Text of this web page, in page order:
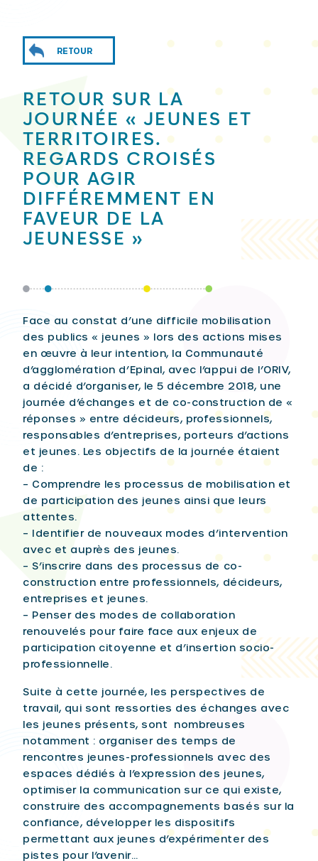
RETOUR
RETOUR SUR LA
JOURNÉE « JEUNES ET
TERRITOIRES.
REGARDS CROISÉS
POUR AGIR
DIFFÉREMMENT EN
FAVEUR DE LA
JEUNESSE »
Face au constat d’une difficile mobilisation
des publics « jeunes » lors des actions mises
en œuvre à leur intention, la Communauté
d’agglomération d’Epinal, avec l’appui de l’ORIV,
a décidé d’organiser, le 5 décembre 2018, une
journée d’échanges et de co-construction de «
réponses » entre décideurs, professionnels,
responsables d’entreprises, porteurs d’actions
et jeunes. Les objectifs de la journée étaient
de :
– Comprendre les processus de mobilisation et
de participation des jeunes ainsi que leurs
attentes.
– Identifier de nouveaux modes d’intervention
avec et auprès des jeunes.
– S’inscrire dans des processus de co-
construction entre professionnels, décideurs,
entreprises et jeunes.
– Penser des modes de collaboration
renouvelés pour faire face aux enjeux de
participation citoyenne et d’insertion socio-
professionnelle.
Suite à cette journée, les perspectives de
travail, qui sont ressorties des échanges avec
les jeunes présents, sont nombreuses
notamment : organiser des temps de
rencontres jeunes-professionnels avec des
espaces dédiés à l’expression des jeunes,
optimiser la communication sur ce qui existe,
construire des accompagnements basés sur la
confiance, développer les dispositifs
permettant aux jeunes d’expérimenter des
pistes pour l’avenir…